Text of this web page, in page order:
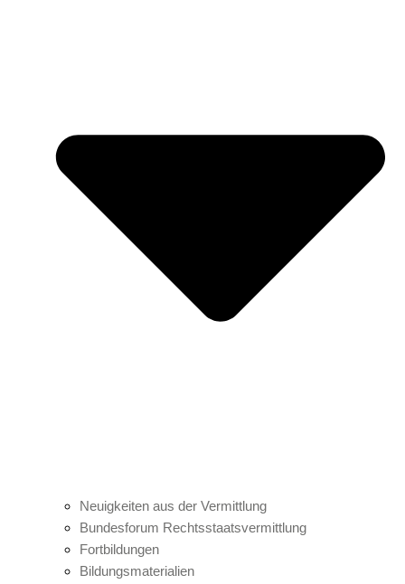
Neuigkeiten aus der Vermittlung
Bundesforum Rechtsstaatsvermittlung
Fortbildungen
Bildungsmaterialien